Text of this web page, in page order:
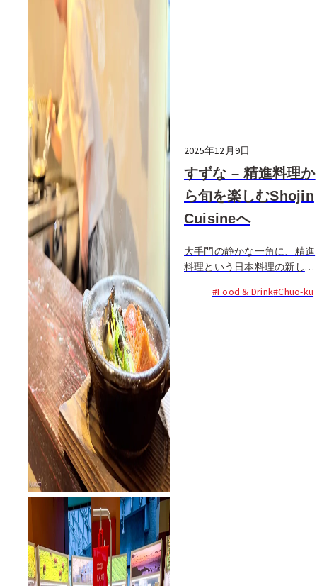
2025年12月9日
すずな – 精進料理か
ら旬を楽しむShojin
Cuisineへ
大手門の静かな一角に、精進
料理という日本料理の新しい
な」が誕生しました...
#Food & Drink#Chuo-ku